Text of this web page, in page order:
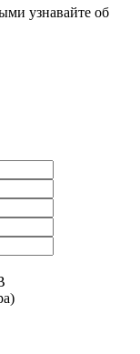
узнавайте об